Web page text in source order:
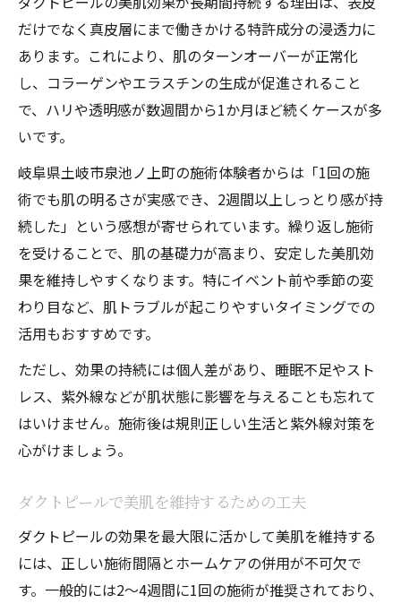
ダクトピールの積み重ね式ケアで透明感ア
ップ
ホームケアとダクトピールの相乗効果を解
説
果
積み重ね式ダクトピールが叶える美肌サイ
クル
透明感ある肌を作るダクトピール活用のコ
ツ
だけでなく真皮層にまで働きかける特許成分の浸透力に
あります。これにより、肌のターンオーバーが正常化
し、コラーゲンやエラスチンの生成が促進されること
で、ハリや透明感が数週間から1か月ほど続くケースが多
いです。
岐阜県土岐市泉池ノ上町の施術体験者からは「1回の施
術でも肌の明るさが実感でき、2週間以上しっとり感が持
続した」という感想が寄せられています。繰り返し施術
を受けることで、肌の基礎力が高まり、安定した美肌効
果を維持しやすくなります。特にイベント前や季節の変
わり目など、肌トラブルが起こりやすいタイミングでの
活用もおすすめです。
ただし、効果の持続には個人差があり、睡眠不足やスト
レス、紫外線などが肌状態に影響を与えることも忘れて
はいけません。施術後は規則正しい生活と紫外線対策を
心がけましょう。
ダクトピールで美肌を維持するための工夫
ダクトピールの効果を最大限に活かして美肌を維持する
には、正しい施術間隔とホームケアの併用が不可欠で
す。一般的には2～4週間に1回の施術が推奨されており、